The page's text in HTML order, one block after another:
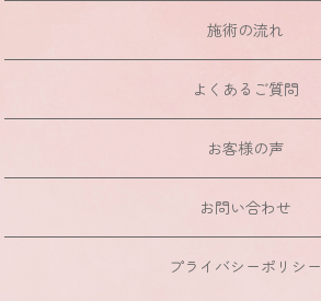
施術の流れ
よくあるご質問
お客様の声
お問い合わせ
プライバシーポリシー